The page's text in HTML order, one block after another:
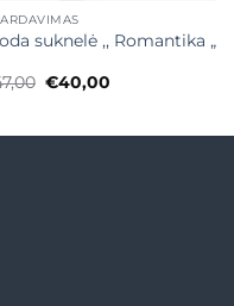
suknelė ,, Romantika „
Original
price
€40,00Current